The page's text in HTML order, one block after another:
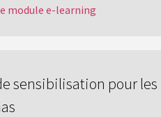
module e-learning
sensibilisation pour les